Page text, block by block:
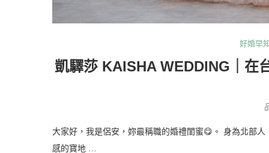
好婚早
凱驛莎 KAISHA WEDDING｜在
大家好，我是侶安，妳最稱職的婚禮閨蜜😋。 身為北部
感的寶地 …